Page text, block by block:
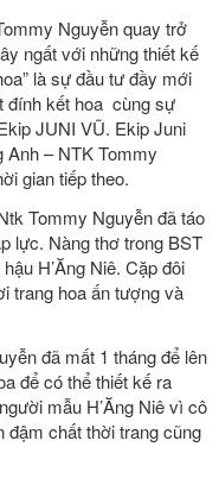
Nguyễn quay trở
ngất với những thiết kế
là sự đầu tư đầy mới
đính kết hoa cùng sự
JUNI VŨ. Ekip Juni
Anh – NTK Tommy
gian tiếp theo.
Tommy Nguyễn đã táo
lực. Nàng thơ trong BST
H’Ăng Niê. Cặp đôi
trang hoa ấn tượng và
đã mất 1 tháng để lên
để có thể thiết kế ra
mẫu H’Ăng Niê vì cô
chất thời trang cũng